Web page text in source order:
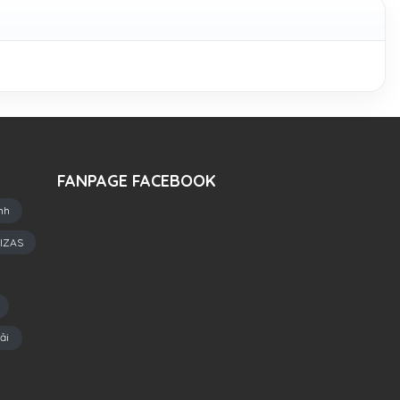
FANPAGE FACEBOOK